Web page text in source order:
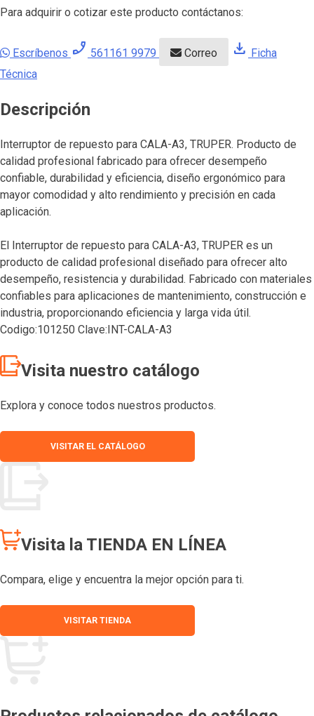
Para adquirir o cotizar este producto contáctanos:
Escríbenos phone_enabled 561161 9979 Correo download Ficha
Técnica
Descripción
Interruptor de repuesto para CALA-A3, TRUPER. Producto de
calidad profesional fabricado para ofrecer desempeño
confiable, durabilidad y eficiencia, diseño ergonómico para
mayor comodidad y alto rendimiento y precisión en cada
aplicación.
El Interruptor de repuesto para CALA-A3, TRUPER es un
producto de calidad profesional diseñado para ofrecer alto
desempeño, resistencia y durabilidad. Fabricado con materiales
confiables para aplicaciones de mantenimiento, construcción e
industria, proporcionando eficiencia y larga vida útil.
Codigo:101250 Clave:INT-CALA-A3
Visita nuestro catálogo
Explora y conoce todos nuestros productos.
VISITAR EL CATÁLOGO
Visita la TIENDA EN LÍNEA
Compara, elige y encuentra la mejor opción para ti.
VISITAR TIENDA